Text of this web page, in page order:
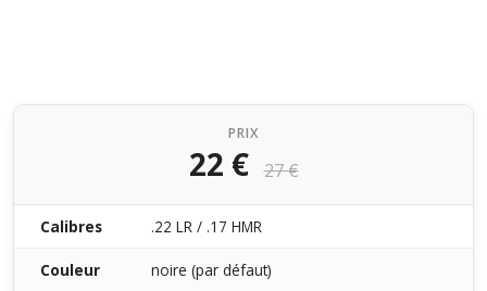
PRIX
22 € 27 €
Calibres .22 LR / .17 HMR
Couleur noire (par défaut)